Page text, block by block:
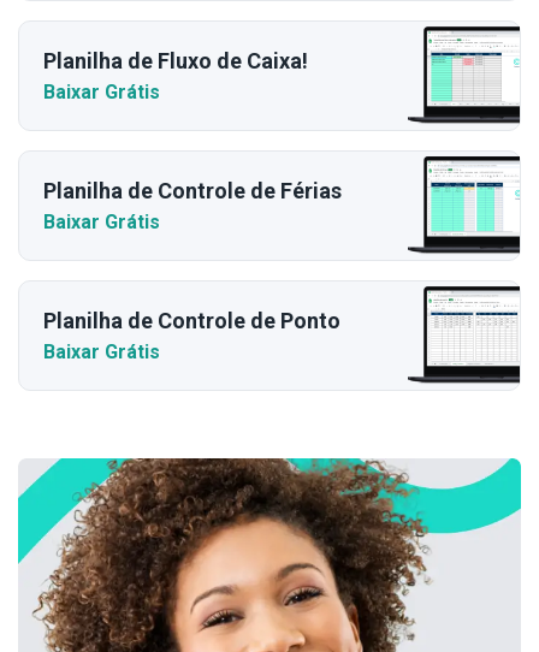
Planilha de Fluxo de Caixa!
Baixar Grátis
Planilha de Controle de Férias
Baixar Grátis
Planilha de Controle de Ponto
Baixar Grátis